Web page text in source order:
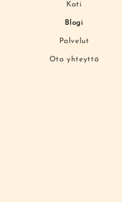
Kati
Blogi
Palvelut
Ota yhteyttä